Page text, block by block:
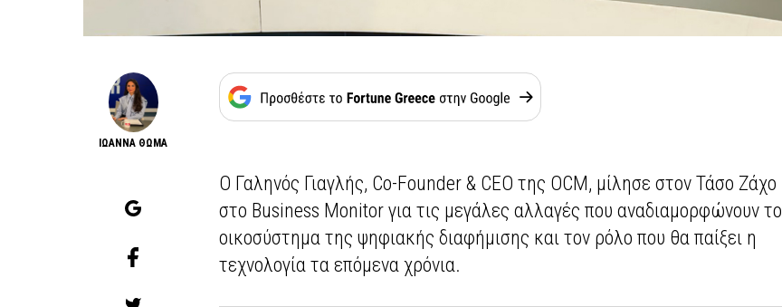
ΙΩΑΝΝΑ ΘΩΜΑ
Ο Γαληνός Γιαγλής, Co-Founder & CEO της OCM, μίλησε στον Τάσο Ζάχο
στο Business Monitor για τις μεγάλες αλλαγές που αναδιαμορφώνουν το
οικοσύστημα της ψηφιακής διαφήμισης και τον ρόλο που θα παίξει η
τεχνολογία τα επόμενα χρόνια.